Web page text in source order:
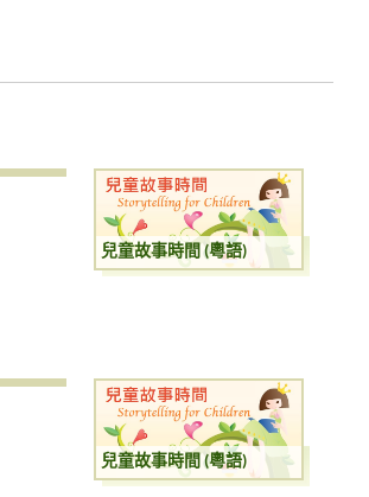
兒童故事時間 (粵語)
兒童故事時間 (粵語)